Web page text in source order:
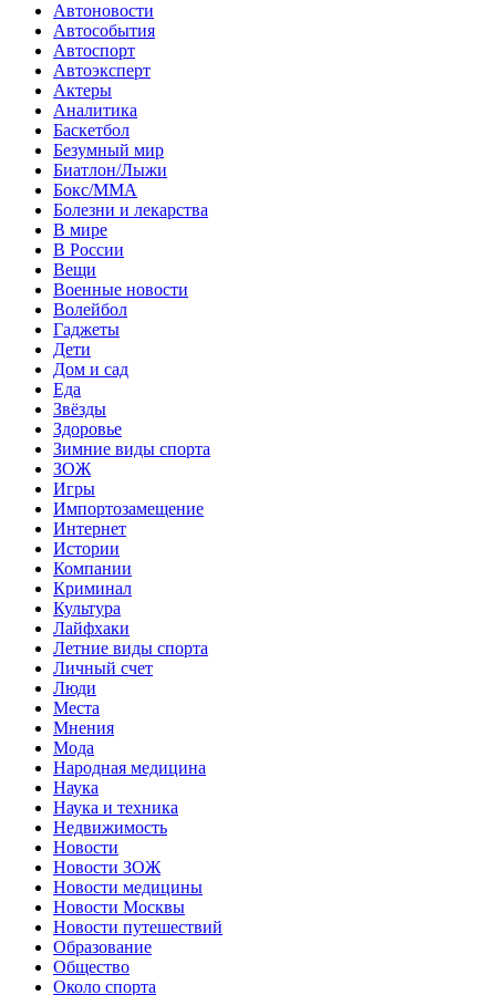
Автоновости
Автособытия
Автоспорт
Автоэксперт
Актеры
Аналитика
Баскетбол
Безумный мир
Биатлон/Лыжи
Бокс/MMA
Болезни и лекарства
В мире
В России
Вещи
Военные новости
Волейбол
Гаджеты
Дети
Дом и сад
Еда
Звёзды
Здоровье
Зимние виды спорта
ЗОЖ
Игры
Импортозамещение
Интернет
Истории
Компании
Криминал
Культура
Лайфхаки
Летние виды спорта
Личный счет
Люди
Места
Мнения
Мода
Народная медицина
Наука
Наука и техника
Недвижимость
Новости
Новости ЗОЖ
Новости медицины
Новости Москвы
Новости путешествий
Образование
Общество
Около спорта